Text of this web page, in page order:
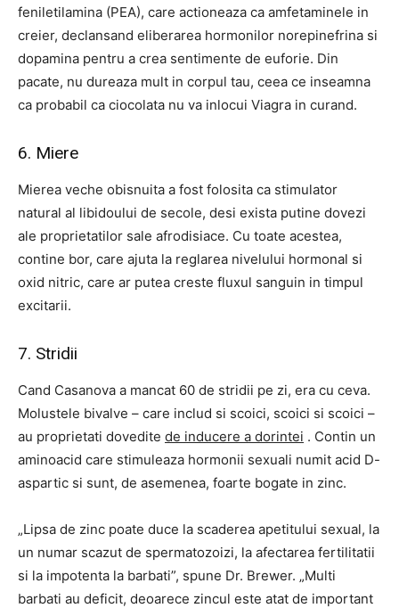
feniletilamina (PEA), care actioneaza ca amfetaminele in
creier, declansand eliberarea hormonilor norepinefrina si
dopamina pentru a crea sentimente de euforie. Din
pacate, nu dureaza mult in corpul tau, ceea ce inseamna
ca probabil ca ciocolata nu va inlocui Viagra in curand.
6. Miere
Mierea veche obisnuita a fost folosita ca stimulator
natural al libidoului de secole, desi exista putine dovezi
ale proprietatilor sale afrodisiace. Cu toate acestea,
contine bor, care ajuta la reglarea nivelului hormonal si
oxid nitric, care ar putea creste fluxul sanguin in timpul
excitarii.
7. Stridii
Cand Casanova a mancat 60 de stridii pe zi, era cu ceva.
Molustele bivalve – care includ si scoici, scoici si scoici –
au proprietati dovedite de inducere a dorintei . Contin un
aminoacid care stimuleaza hormonii sexuali numit acid D-
aspartic si sunt, de asemenea, foarte bogate in zinc.
„Lipsa de zinc poate duce la scaderea apetitului sexual, la
un numar scazut de spermatozoizi, la afectarea fertilitatii
si la impotenta la barbati”, spune Dr. Brewer. „Multi
barbati au deficit, deoarece zincul este atat de important